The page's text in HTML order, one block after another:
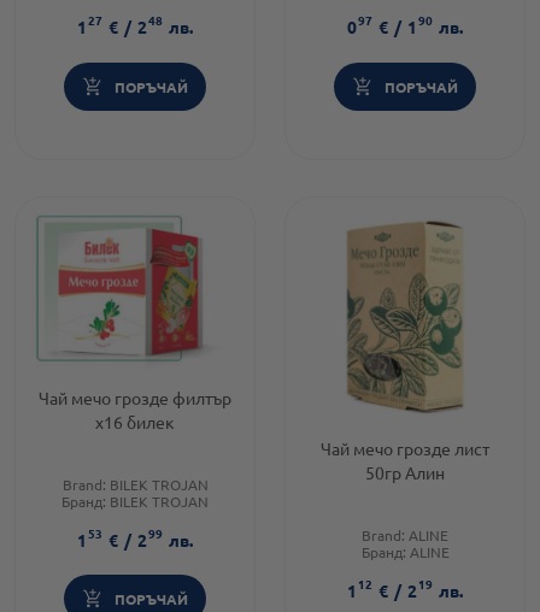
127 € / 248 лв.
ПОРЪЧАЙ
097 € / 190 лв.
ПОРЪЧАЙ
Чай мечо грозде филтър
х16 билек
Brand: BILEK TROJAN
Бранд: BILEK TROJAN
153 € / 299 лв.
ПОРЪЧАЙ
Чай мечо грозде лист
50гр Алин
Brand: ALINE
Бранд: ALINE
112 € / 219 лв.